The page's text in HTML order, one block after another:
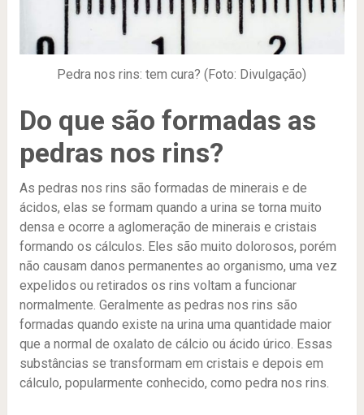
Pedra nos rins: tem cura? (Foto: Divulgação)
Do que são formadas as
pedras nos rins?
As pedras nos rins são formadas de minerais e de
ácidos, elas se formam quando a urina se torna muito
densa e ocorre a aglomeração de minerais e cristais
formando os cálculos. Eles são muito dolorosos, porém
não causam danos permanentes ao organismo, uma vez
expelidos ou retirados os rins voltam a funcionar
normalmente. Geralmente as pedras nos rins são
formadas quando existe na urina uma quantidade maior
que a normal de oxalato de cálcio ou ácido úrico. Essas
substâncias se transformam em cristais e depois em
cálculo, popularmente conhecido, como pedra nos rins.